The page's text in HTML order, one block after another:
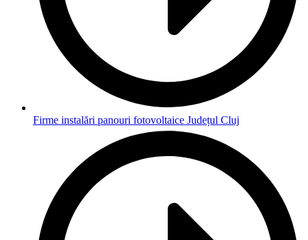
Firme instalări panouri fotovoltaice Județul Cluj